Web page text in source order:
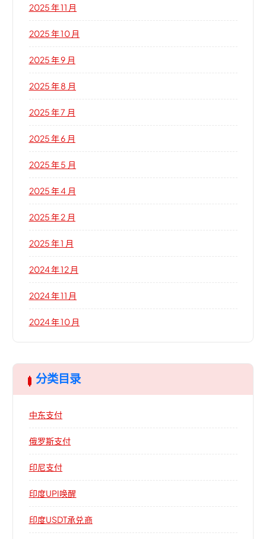
2025 年 11 月
2025 年 10 月
2025 年 9 月
2025 年 8 月
2025 年 7 月
2025 年 6 月
2025 年 5 月
2025 年 4 月
2025 年 2 月
2025 年 1 月
2024 年 12 月
2024 年 11 月
2024 年 10 月
分类目录
中东支付
俄罗斯支付
印尼支付
印度UPI唤醒
印度USDT承兑商